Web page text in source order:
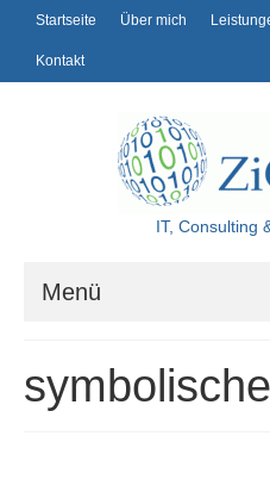
Startseite Über mich
Kontakt
IT, Consulting
Menü
Über mich